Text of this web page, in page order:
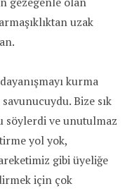
uzak
kurma
Bize sık
söylerdi ve unutulmaz
yol yok,
gibi üyeliğe
için çok